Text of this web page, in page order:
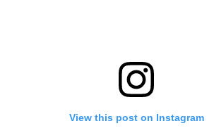
View this post on Instagram